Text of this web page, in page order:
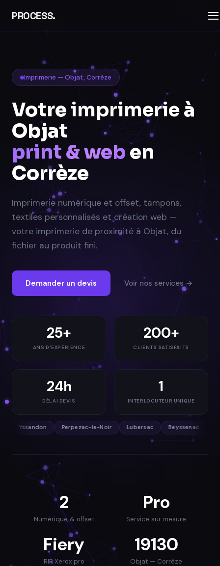
PROCESS.
Imprimerie — Objat, Corrèze
Votre imprimerieà
Objat
print & web en
Corrèze
Imprimerie numérique et offset, tampons,
textiles personnalisés et création web —
votre imprimerie de proximité à Objat, du
fichier au produit fini.
Demander un devis Voir nos services →
25+
ANS D'EXPÉRIENCE
200+
CLIENTS SATISFAITS
24h
DÉLAI DEVIS
1
INTERLOCUTEUR UNIQUE
Perpezac-le-Noir Lubersac Beyssenac Saint-Cyprien
2
Numérique & offset
Pro
Service sur mesure
Fiery
RIP Xerox pro
19130
Objat — Corrèze